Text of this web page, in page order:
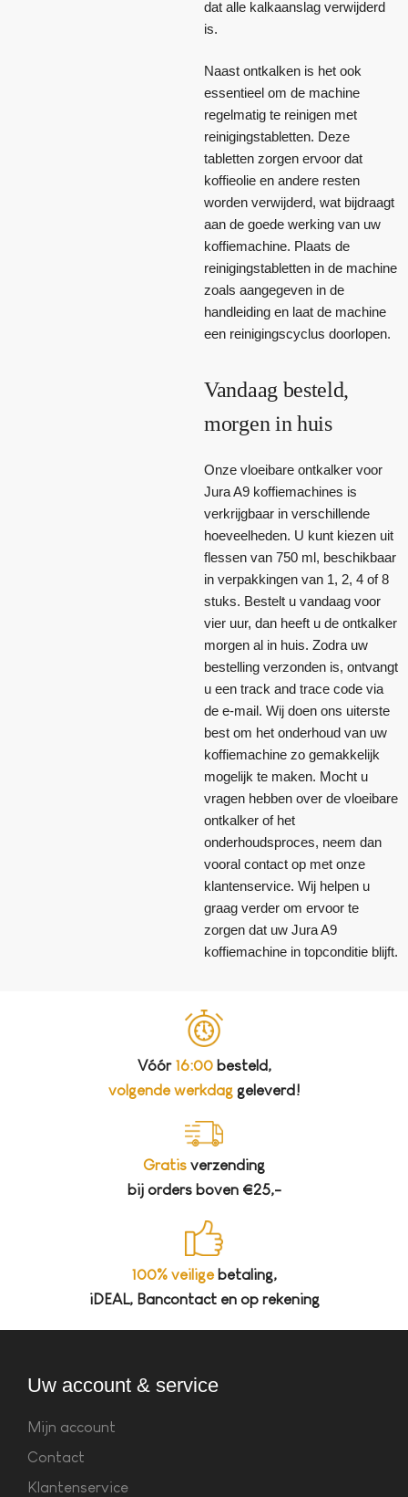
dat alle kalkaanslag verwijderd
is.
Naast ontkalken is het ook
essentieel om de machine
regelmatig te reinigen met
reinigingstabletten. Deze
tabletten zorgen ervoor dat
koffieolie en andere resten
worden verwijderd, wat bijdraagt
aan de goede werking van uw
koffiemachine. Plaats de
reinigingstabletten in de machine
zoals aangegeven in de
handleiding en laat de machine
een reinigingscyclus doorlopen.
Vandaag besteld,
morgen in huis
Onze vloeibare ontkalker voor
Jura A9 koffiemachines is
verkrijgbaar in verschillende
hoeveelheden. U kunt kiezen uit
flessen van 750 ml, beschikbaar
in verpakkingen van 1, 2, 4 of 8
stuks. Bestelt u vandaag voor
vier uur, dan heeft u de ontkalker
morgen al in huis. Zodra uw
bestelling verzonden is, ontvangt
u een track and trace code via
de e-mail. Wij doen ons uiterste
best om het onderhoud van uw
koffiemachine zo gemakkelijk
mogelijk te maken. Mocht u
vragen hebben over de vloeibare
ontkalker of het
onderhoudsproces, neem dan
vooral contact op met onze
klantenservice. Wij helpen u
graag verder om ervoor te
zorgen dat uw Jura A9
koffiemachine in topconditie blijft.
Vóór 16:00besteld,
volgende werkdaggeleverd!
Gratis verzending
bij orders boven €25,-
100% veiligebetaling,
iDEAL, Bancontact en op rekening
Uw account & service
Mijn account
Contact
Klantenservice